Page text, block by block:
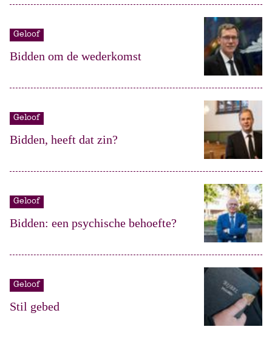
Geloof
Bidden om de wederkomst
Geloof
Bidden, heeft dat zin?
Geloof
Bidden: een psychische behoefte?
Geloof
Stil gebed